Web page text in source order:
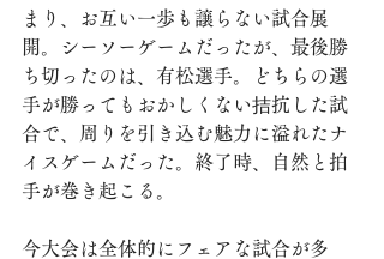
まり、お互い一歩も譲らない試合展
開。シーソーゲームだったが、最後勝
ち切ったのは、有松選手。どちらの選
手が勝ってもおかしくない拮抗した試
合で、周りを引き込む魅力に溢れたナ
イスゲームだった。終了時、自然と拍
手が巻き起こる。
今大会は全体的にフェアな試合が多